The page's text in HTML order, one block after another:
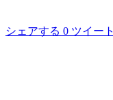
シェアする 0 ツイート